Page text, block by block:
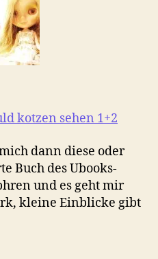
kotzen sehen 1+2
dann diese oder
Buch des Ubooks-
und es geht mir
kleine Einblicke gibt